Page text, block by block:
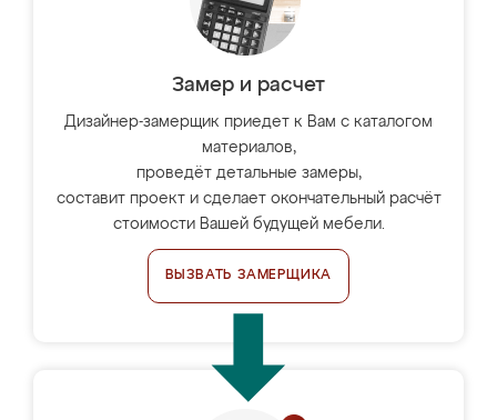
Замер и расчет
Дизайнер-замерщик приедет к Вам с каталогом
материалов,
проведёт детальные замеры,
составит проект и сделает окончательный расчёт
стоимости Вашей будущей мебели.
ВЫЗВАТЬ ЗАМЕРЩИКА